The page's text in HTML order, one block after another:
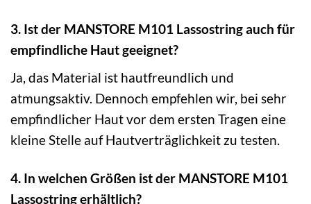
3. Ist der MANSTORE M101 Lassostring auch für
empfindliche Haut geeignet?
Ja, das Material ist hautfreundlich und
atmungsaktiv. Dennoch empfehlen wir, bei sehr
empfindlicher Haut vor dem ersten Tragen eine
kleine Stelle auf Hautverträglichkeit zu testen.
4. In welchen Größen ist der MANSTORE M101
Lassostring erhältlich?